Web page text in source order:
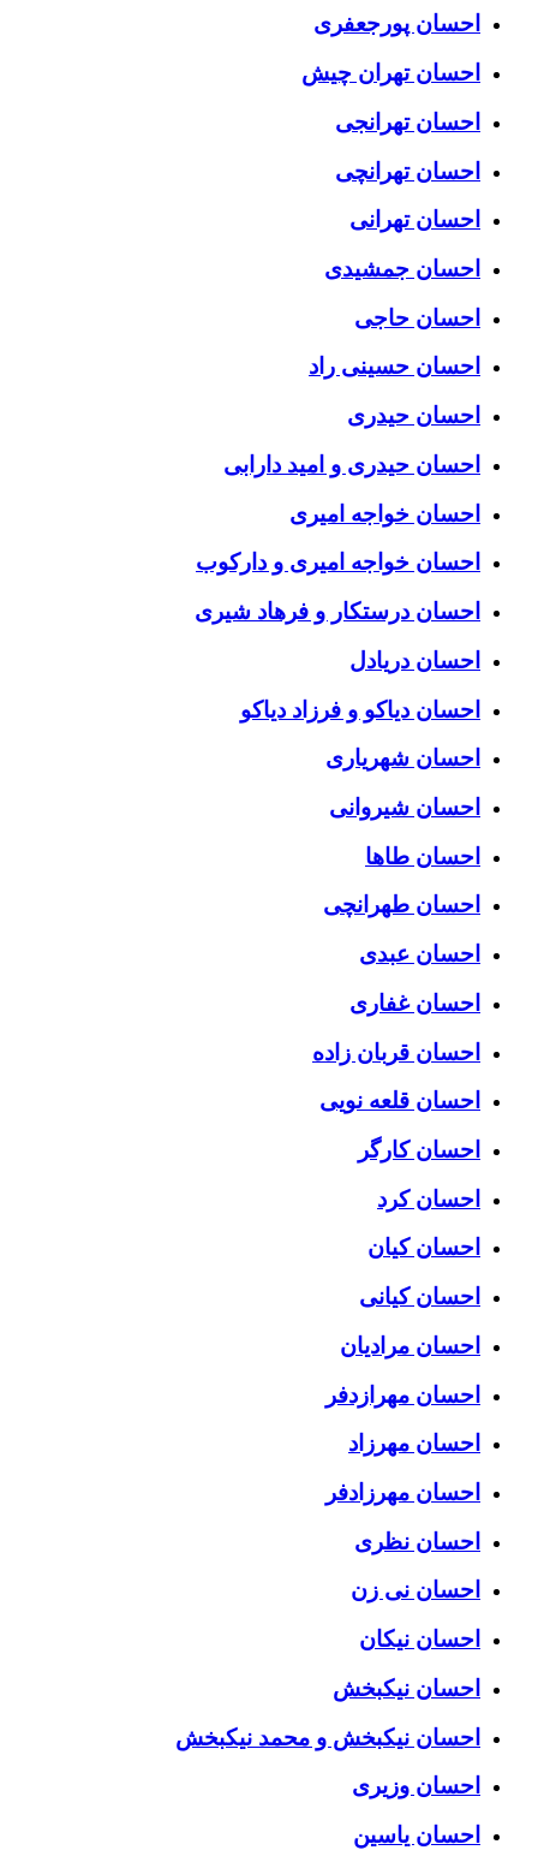
احسان پورجعفری
احسان تهران چیش
احسان تهرانجی
احسان تهرانچی
احسان تهرانی
احسان جمشیدی
احسان حاجی
احسان حسینی راد
احسان حیدری
احسان حیدری و امید دارابی
احسان خواجه امیری
احسان خواجه امیری و دارکوب
احسان درستكار و فرهاد شيرى
احسان دریادل
احسان دیاکو و فرزاد دیاکو
احسان شهریاری
احسان شیروانی
احسان طاها
احسان طهرانچی
احسان عبدی
احسان غفاری
احسان قربان زاده
احسان قلعه نویی
احسان کارگر
احسان کرد
احسان کیان
احسان کیانی
احسان مرادیان
احسان مهرازدفر
احسان مهرزاد
احسان مهرزادفر
احسان نظری
احسان نی زن
احسان نیکان
احسان نیکبخش
احسان نیکبخش و محمد نیکبخش
احسان وزیری
احسان یاسین